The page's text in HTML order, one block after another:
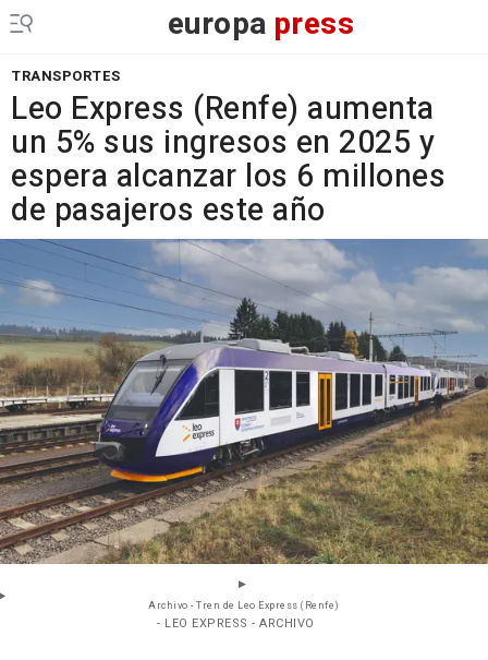
europa press
TRANSPORTES
Leo Express (Renfe) aumenta
un 5% sus ingresos en 2025 y
espera alcanzar los 6 millones
de pasajeros este año
Archivo - Tren de Leo Express (Renfe)
- LEO EXPRESS - ARCHIVO